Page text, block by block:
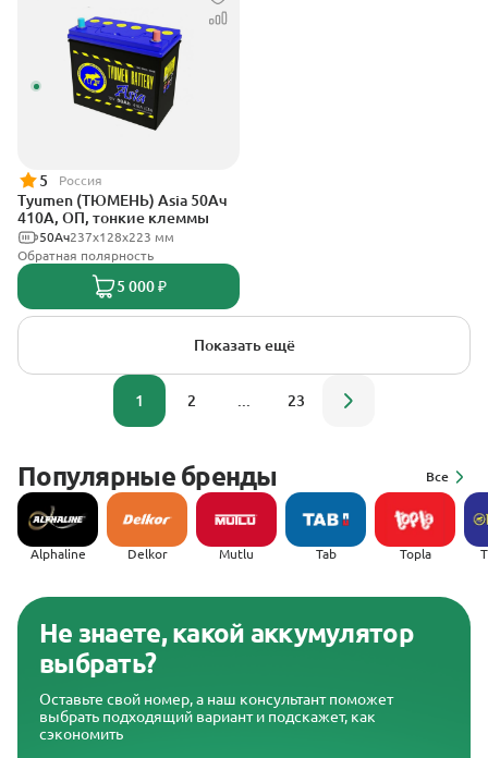
5 Россия
Tyumen (ТЮМЕНЬ) Asia 50Ач
410А, ОП, тонкие клеммы
237х128х223 мм
50Ач
Обратная полярность
5 000 ₽
Показать ещё
1 2 23
Популярные бренды Все
Alphaline Delkor Mutlu Tab Topla
Не знаете, какой аккумулятор
выбрать?
Оставьте свой номер, а наш консультант поможет
выбрать подходящий вариант и подскажет, как
сэкономить